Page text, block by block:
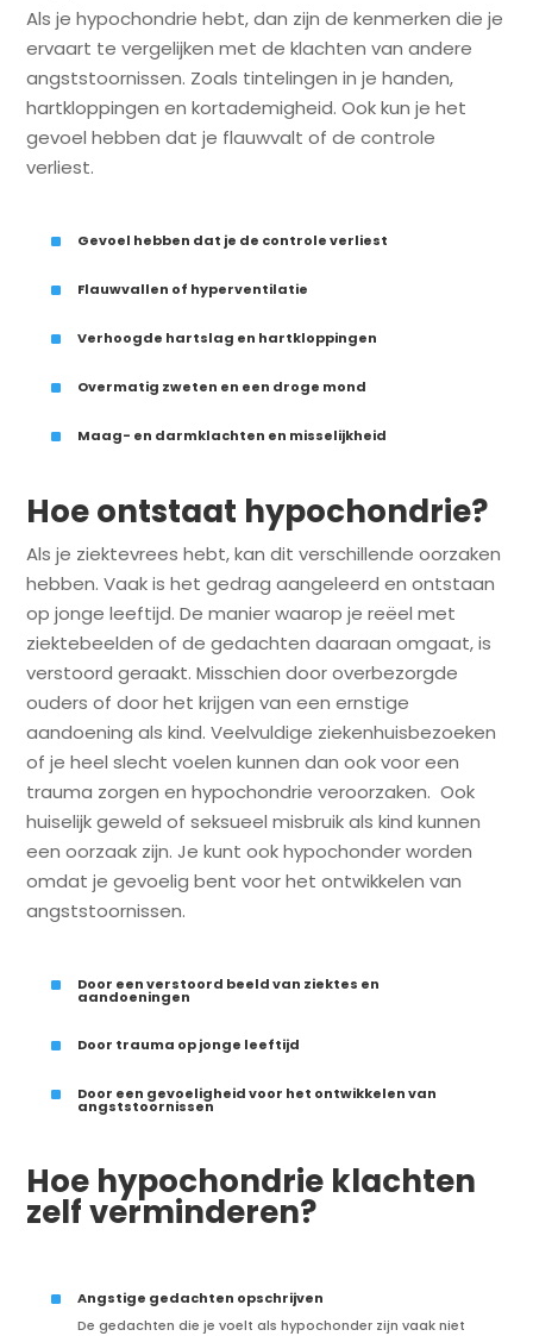
Als je hypochondrie hebt, dan zijn de kenmerken die je
ervaart te vergelijken met de klachten van andere
angststoornissen. Zoals tintelingen in je handen,
hartkloppingen en kortademigheid. Ook kun je het
gevoel hebben dat je flauwvalt of de controle
verliest.
^ Gevoel hebben dat je de controle verliest
^ Flauwvallen of hyperventilatie
^ Verhoogde hartslag en hartkloppingen
^ Overmatig zweten en een droge mond
^ Maag- en darmklachten en misselijkheid
Hoe ontstaat hypochondrie?
Als je ziektevrees hebt, kan dit verschillende oorzaken
hebben. Vaak is het gedrag aangeleerd en ontstaan
op jonge leeftijd. De manier waarop je reëel met
ziektebeelden of de gedachten daaraan omgaat, is
verstoord geraakt. Misschien door overbezorgde
ouders of door het krijgen van een ernstige
aandoening als kind. Veelvuldige ziekenhuisbezoeken
of je heel slecht voelen kunnen dan ook voor een
trauma zorgen en hypochondrie veroorzaken. Ook
huiselijk geweld of seksueel misbruik als kind kunnen
een oorzaak zijn. Je kunt ook hypochonder worden
omdat je gevoelig bent voor het ontwikkelen van
angststoornissen.
^ Door een verstoord beeld van ziektes en
aandoeningen
^ Door trauma op jonge leeftijd
^ Door een gevoeligheid voor het ontwikkelen van
angststoornissen
Hoe hypochondrie klachten
zelf verminderen?
^
Angstige gedachten opschrijven
De gedachten die je voelt als hypochonder zijn vaak niet